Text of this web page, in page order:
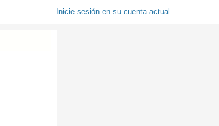
Inicie sesión en su cuenta actual